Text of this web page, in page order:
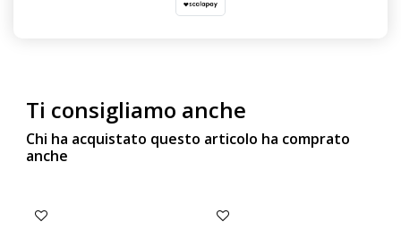
Ti consigliamo anche
Chi ha acquistato questo articolo ha comprato
anche